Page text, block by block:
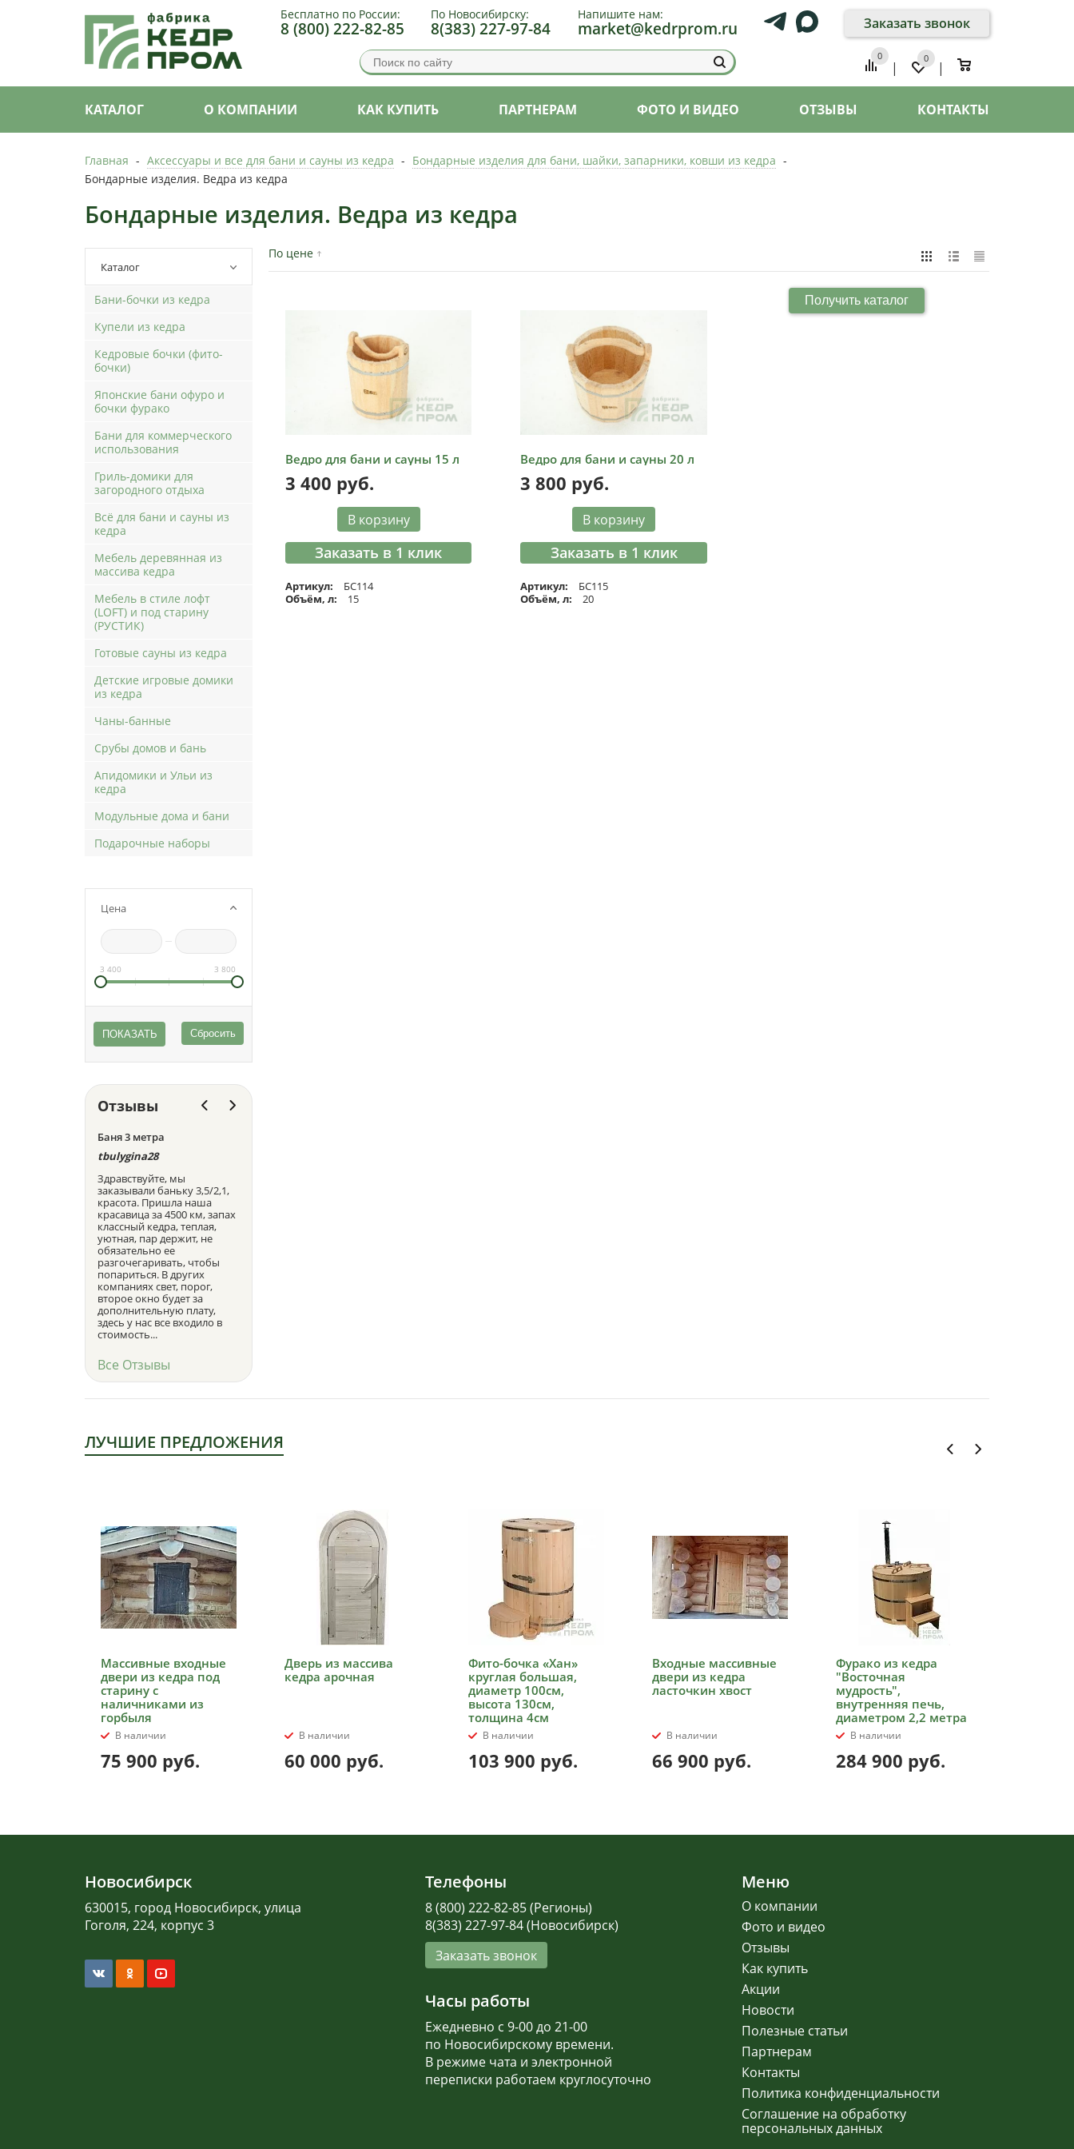
Бесплатно по России:
8 (800) 222-82-85
По Новосибирску:
8(383) 227-97-84
Напишите нам:
market@kedrprom.ru Заказать звонок
0
|
0
|
КАТАЛОГ О КОМПАНИИ КАК КУПИТЬ ПАРТНЕРАМ ФОТО И ВИДЕО ОТЗЫВЫ КОНТАКТЫ
Главная - Аксессуары и все для бани и сауны из кедра - Бондарные изделия для бани, шайки, запарники, ковши из кедра -
Бондарные изделия. Ведра из кедра
Бондарные изделия. Ведра из кедра
Каталог
Бани-бочки из кедра
Купели из кедра
Кедровые бочки (фито-
бочки)
Японские бани офуро и
бочки фурако
Бани для коммерческого
использования
Гриль-домики для
загородного отдыха
Всё для бани и сауны из
кедра
Мебель деревянная из
массива кедра
Мебель в стиле лофт
(LOFT) и под старину
(РУСТИК)
Готовые сауны из кедра
Детские игровые домики
из кедра
Чаны-банные
Срубы домов и бань
Апидомики и Ульи из
кедра
Модульные дома и бани
Подарочные наборы
Цена
3 400 3 800
Отзывы
Все Отзывы
Баня 3 метра
tbulygina28
Здравствуйте, мы
заказывали баньку 3,5/2,1,
красота. Пришла наша
красавица за 4500 км, запах
классный кедра, теплая,
уютная, пар держит, не
обязательно ее
разгочегаривать, чтобы
попариться. В других
компаниях свет, порог,
второе окно будет за
дополнительную плату,
здесь у нас все входило в
стоимость...
По цене
Ведро для бани и сауны 15 л
3 400 руб.
В корзину
Заказать в 1 клик
Артикул:
БС114
Объём, л:
15
Ведро для бани и сауны 20 л
3 800 руб.
В корзину
Заказать в 1 клик
Артикул:
БС115
Объём, л:
20
Получить каталог
ЛУЧШИЕ ПРЕДЛОЖЕНИЯ
Массивные входные
двери из кедра под
старину с
наличниками из
горбыля
В наличии
75 900 руб.
Дверь из массива
кедра арочная
В наличии
60 000 руб.
Фито-бочка «Хан»
круглая большая,
диаметр 100см,
высота 130см,
толщина 4см
В наличии
103 900 руб.
Входные массивные
двери из кедра
ласточкин хвост
В наличии
66 900 руб.
Фурако из кедра
"Восточная
мудрость",
внутренняя печь,
диаметром 2,2 метра
В наличии
284 900 руб.
Новосибирск
630015, город Новосибирск, улица
Гоголя, 224, корпус 3
Телефоны
8 (800) 222-82-85 (Регионы)
8(383) 227-97-84 (Новосибирск)
Заказать звонок
Часы работы
Ежедневно с 9-00 до 21-00
по Новосибирскому времени.
В режиме чата и электронной
переписки работаем круглосуточно
Меню
О компании
Фото и видео
Отзывы
Как купить
Акции
Новости
Полезные статьи
Партнерам
Контакты
Политика конфиденциальности
Соглашение на обработку
персональных данных